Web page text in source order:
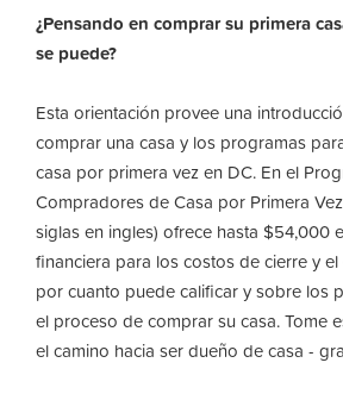
¿Pensando en comprar su primera
se puede?
Esta orientación provee una
comprar una casa y los programas
casa por primera vez en DC. En el
Compradores de Casa por Primera
siglas en ingles) ofrece hasta $54,000
financiera para los costos de cierre y
por cuanto puede calificar y sobre los
el proceso de comprar su casa. Tome
el camino hacia ser dueño de casa -